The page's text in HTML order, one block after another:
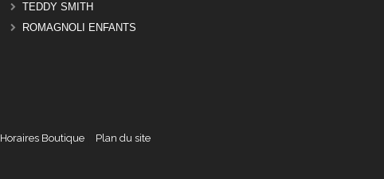
TEDDY SMITH
ROMAGNOLI ENFANTS
Horaires Boutique Plan du site